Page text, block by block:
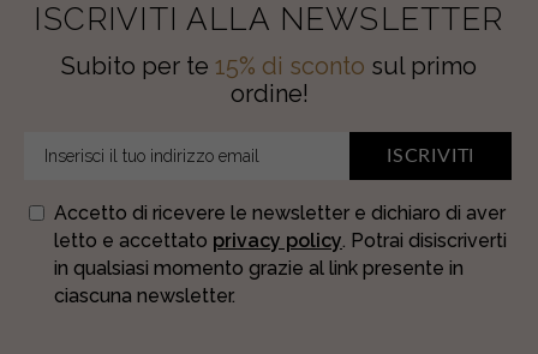
ISCRIVITI ALLA NEWSLETTER
Subito per te 15% di sconto sul primo
ordine!
ISCRIVITI
Accetto di ricevere le newsletter e dichiaro di aver
letto e accettato privacy policy. Potrai disiscriverti
in qualsiasi momento grazie al link presente in
ciascuna newsletter.